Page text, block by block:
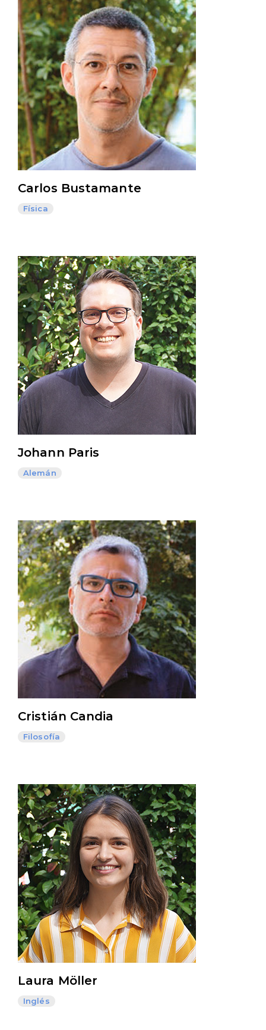
Carlos Bustamante
Física
Johann Paris
Alemán
Cristián Candia
Filosofía
Laura Möller
Inglés